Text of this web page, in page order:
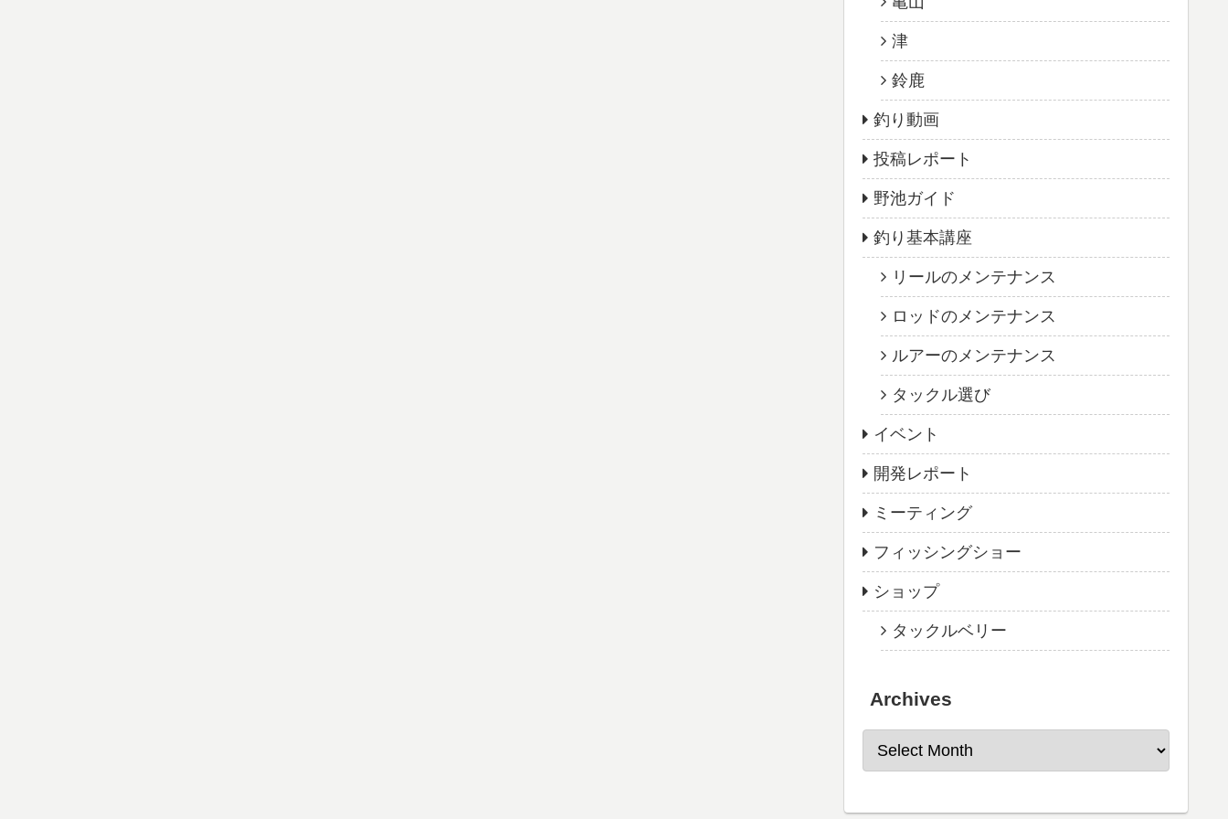
津
鈴鹿
釣り動画
投稿レポート
野池ガイド
釣り基本講座
リールのメンテナンス
ロッドのメンテナンス
ルアーのメンテナンス
タックル選び
イベント
開発レポート
ミーティング
フィッシングショー
ショップ
タックルベリー
Archives